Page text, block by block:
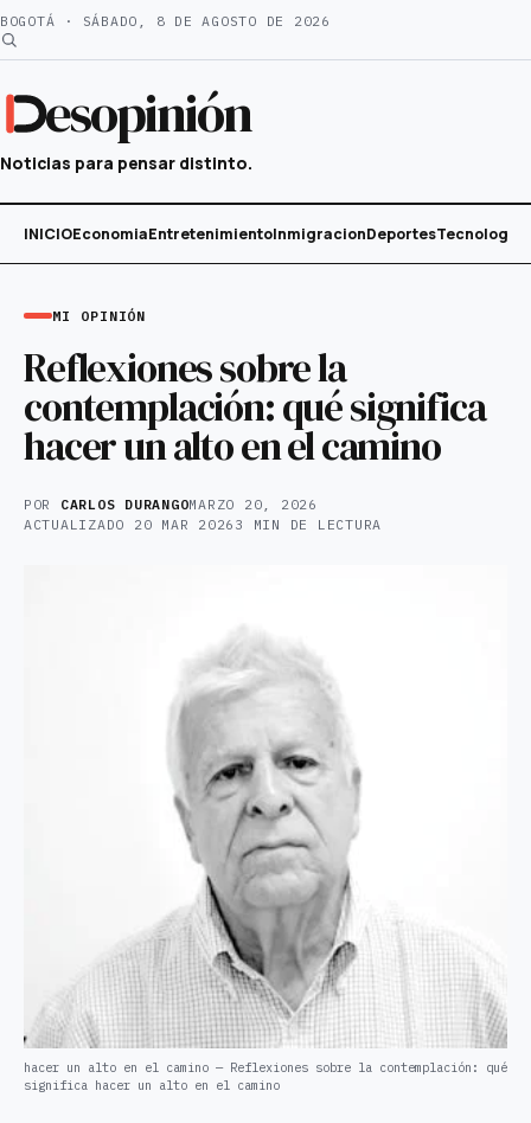
Saltar
al
BOGOTÁ · SÁBADO, 8 DE AGOSTO DE 2026
esopinión
Noticias para pensar distinto.
INICIOEconomiaEntretenimientoInmigracionDeportesTecnología
MI OPINIÓN
Reflexiones sobre la
contemplación: qué significa
hacer un alto en el camino
POR CARLOS DURANGOMARZO 20, 2026
ACTUALIZADO 20 MAR 2026 3 MIN DE LECTURA
hacer un alto en el camino — Reflexiones sobre la contemplación: qué
significa hacer un alto en el camino